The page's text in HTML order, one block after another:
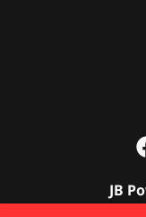
JB